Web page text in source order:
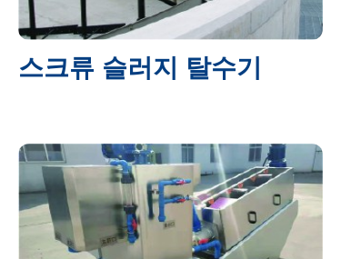
스크류 슬러지 탈수기